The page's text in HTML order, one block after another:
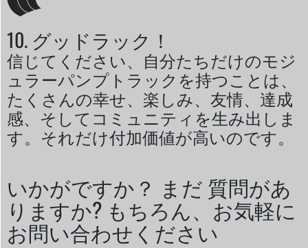
10. グッドラック！
信じてください、自分たちだけのモジ
ュラーパンプトラックを持つことは、
たくさんの幸せ、楽しみ、友情、達成
感、そしてコミュニティを生み出しま
す。それだけ付加価値が高いのです。
いかがですか？ まだ 質問があ
りますか? もちろん、お気軽に
お問い合わせください